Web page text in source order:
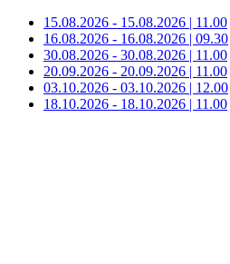
15.08.2026 - 15.08.2026 | 11.00
16.08.2026 - 16.08.2026 | 09.30
30.08.2026 - 30.08.2026 | 11.00
20.09.2026 - 20.09.2026 | 11.00
03.10.2026 - 03.10.2026 | 12.00
18.10.2026 - 18.10.2026 | 11.00